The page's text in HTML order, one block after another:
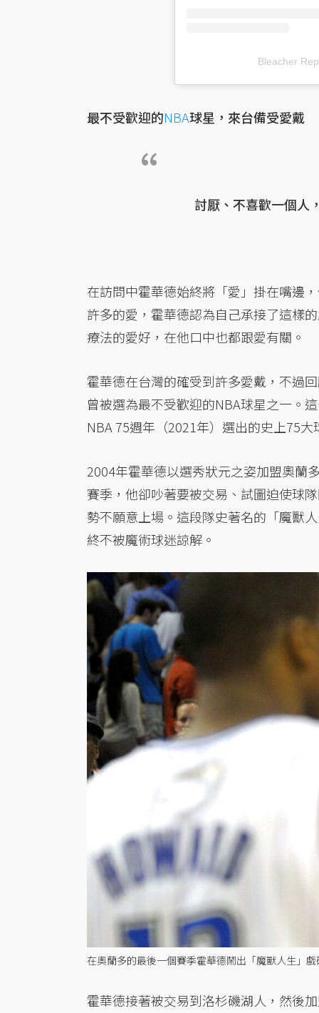
Bleacher
最不受歡迎的NBA球星，來台備受愛戴
討厭、不喜歡一個人
在訪問中霍華德始終將「愛」掛在嘴邊
許多的愛，霍華德認為自己承接了這樣
療法的愛好，在他口中也都跟愛有關。
霍華德在台灣的確受到許多愛戴，不過
曾被選為最不受歡迎的NBA球星之一。
NBA 75週年（2021年）選出的史上75
2004年霍華德以選秀狀元之姿加盟奧蘭
賽季，他卻吵著要被交易、試圖迫使球
勢不願意上場。這段隊史著名的「魔獸
終不被魔術球迷諒解。
在奧蘭多的最後一個賽季霍華德鬧出「魔獸人生」
霍華德接著被交易到洛杉磯湖人，然後